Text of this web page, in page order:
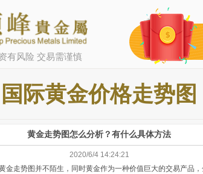
有风险 交易需谨慎
国际黄金价格走势图
黄金走势图怎么分析？有什么具体方法
2020/6/4 14:24:21
金走势图并不陌生，同时黄金作为一种价值巨大的交易产品